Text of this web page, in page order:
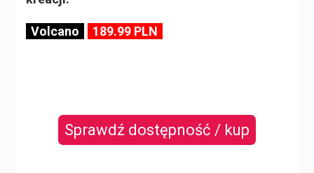
Volcano 189.99 PLN
Sprawdź dostępność / kup